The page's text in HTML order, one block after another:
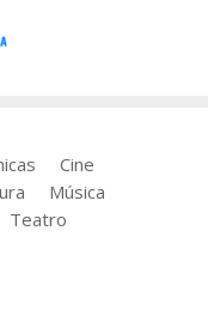
Cine
Música
Teatro